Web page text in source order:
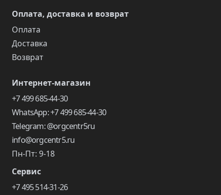
Оплата, доставка и возврат
Оплата
Доставка
Возврат
Интернет-магазин
+7 499 685-44-30
WhatsApp: +7 499 685-44-30
Telegram: @orgcentr5ru
info@orgcentr5.ru
Пн-Пт: 9-18
Сервис
+7 495 514-31-26